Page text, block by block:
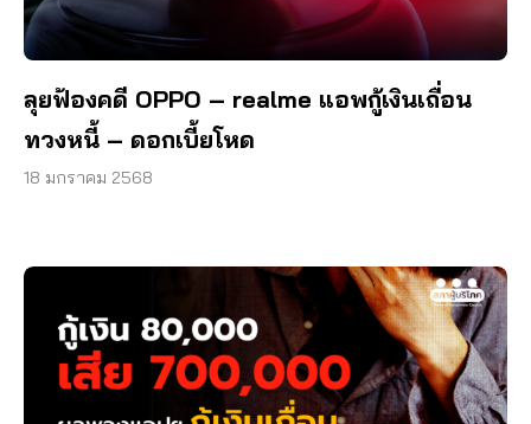
ลุยฟ้องคดี OPPO – realme แอพกู้เงินเถื่อน
ทวงหนี้ – ดอกเบี้ยโหด
18 มกราคม 2568